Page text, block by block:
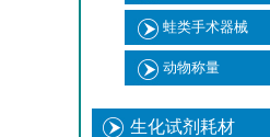
蛙类手术器械
动物称量
生化试剂耗材